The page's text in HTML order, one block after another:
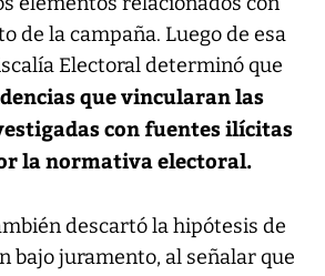
de la campaña. Luego de esa
Electoral determinó que
que vincularan las
con fuentes ilícitas
la normativa electoral.
descartó la hipótesis de
bajo juramento, al señalar que